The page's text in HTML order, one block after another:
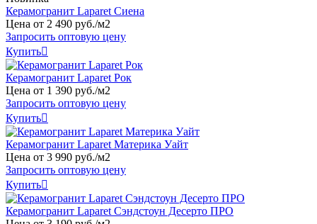
Керамогранит Laparet Сиена
Цена от 2 490 руб./м2
Запросить оптовую цену
Купить
Керамогранит Laparet Рок
Цена от 1 390 руб./м2
Запросить оптовую цену
Купить
Керамогранит Laparet Материка Уайт
Цена от 3 990 руб./м2
Запросить оптовую цену
Купить
Керамогранит Laparet Сэндстоун Десерто ПРО